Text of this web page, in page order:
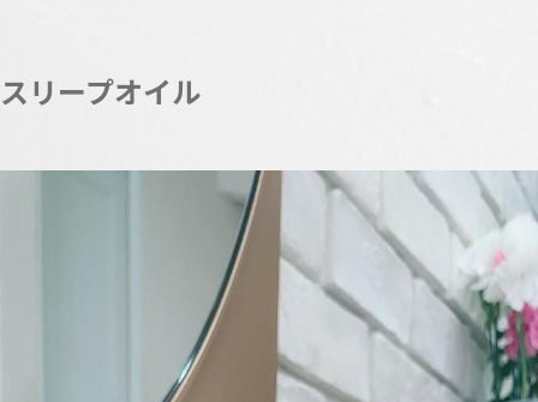
スリープオイル